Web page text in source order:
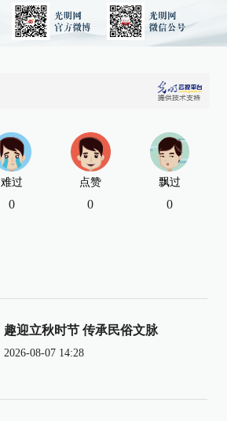
难过
0
点赞
0
飘过
0
趣迎立秋时节 传承民俗文脉
2026-08-07 14:28